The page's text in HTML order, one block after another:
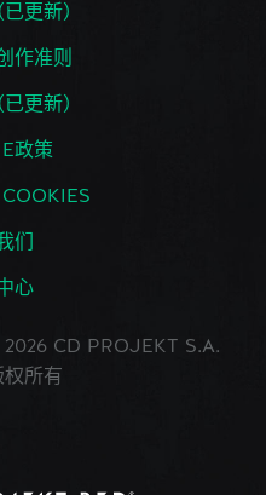
更新）
作准则
更新）
政策
们
心
CD PROJEKT S.A.
所有